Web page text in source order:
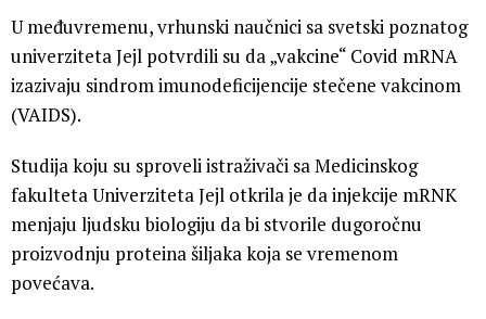
U međuvremenu, vrhunski naučnici sa svetski poznatog
univerziteta Jejl potvrdili su da „vakcine“ Covid mRNA
izazivaju sindrom imunodeficijencije stečene vakcinom
(VAIDS).
Studija koju su sproveli istraživači sa Medicinskog
fakulteta Univerziteta Jejl otkrila je da injekcije mRNK
menjaju ljudsku biologiju da bi stvorile dugoročnu
proizvodnju proteina šiljaka koja se vremenom
povećava.